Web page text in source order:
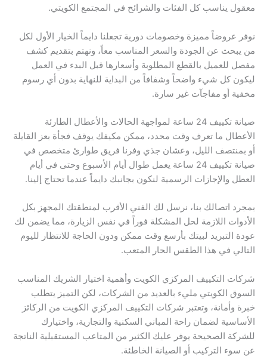
معقول يناسب كل الفئات والشرائح في المجتمع الكويتي.
نوفر عروضاً مميزة وخصومات دورية تجعلنا دايماً الخيار الأول لكل
من يبحث عن الجودة والسعر المناسب معاً، ونهتم بتقديم كشف
مفصل للعميل بالقطع المطلوبة وأسعارها قبل البدء في العمل
ليكون كل شيء واضحاً وشفافاً من البداية للنهاية بدون أي رسوم
مخفية أو مفاجآت غير سارة.
صيانة تكييف 24 ساعة لمواجهة الحالات والأعطال الطارئة
الأعطال ما تعرف وقت محدد، ممكن مكيفك يوقف فجأة بعز القايلة
أو بمنتصف الليل، وعشان جذي وفرنا فريق طوارئ متخصص في
صيانة تكييف 24 ساعة يعمل طوال أيام الأسبوع وحتى في أيام
العطل والإجازات الرسمية لنكون بجانبك دايماً عندما تحتاج إلينا.
بمجرد اتصالك بنا، نرسل لك الفني الأقرب لمنطقتك المجهز بكل
الأدوات اللازمة لحل المشكلة فوراً في نفس الزيارة، مما يضمن لك
عودة التبريد لبيتك بأرسع وقت ممكن ودون الحاجة للانتظار لليوم
التالي في هذا الطقس الحار المتعب.
شركات التكييف المركزي الكويت وأهمية اختيار الشريك المناسب
السوق الكويتي مليء بالعديد من الشركات، لكن التميز يتطلب
خبرة وأمانة، وتعتبر شركات التكييف المركزي الكويت من الركائز
الأساسية لضمان راحة المباني السكنية والتجارية، واختيارك
للشركة الصحيحة يوفر عليك الكثير من المتاعب المستقبلية الناتجة
عن سوء التركيب أو الصيانة الخاطئة.